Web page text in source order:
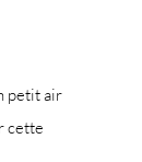
petit air
cette